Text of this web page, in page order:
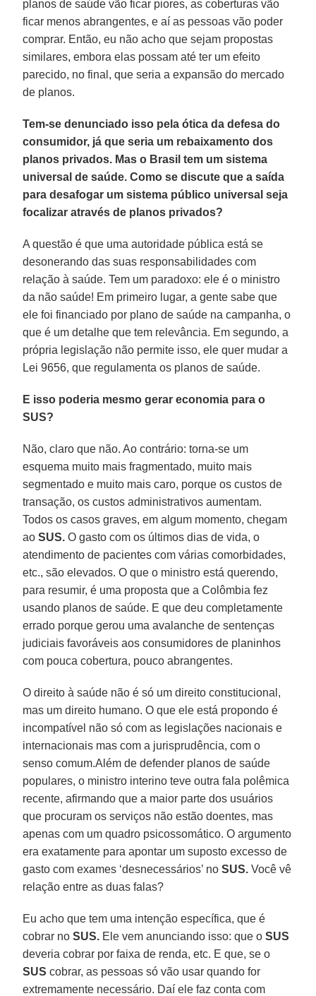
planos de saúde vão ficar piores, as coberturas vão
ficar menos abrangentes, e aí as pessoas vão poder
comprar. Então, eu não acho que sejam propostas
similares, embora elas possam até ter um efeito
parecido, no final, que seria a expansão do mercado
de planos.
Tem-se denunciado isso pela ótica da defesa do
consumidor, já que seria um rebaixamento dos
planos privados. Mas o Brasil tem um sistema
universal de saúde. Como se discute que a saída
para desafogar um sistema público universal seja
focalizar através de planos privados?
A questão é que uma autoridade pública está se
desonerando das suas responsabilidades com
relação à saúde. Tem um paradoxo: ele é o ministro
da não saúde! Em primeiro lugar, a gente sabe que
ele foi financiado por plano de saúde na campanha, o
que é um detalhe que tem relevância. Em segundo, a
própria legislação não permite isso, ele quer mudar a
Lei 9656, que regulamenta os planos de saúde.
E isso poderia mesmo gerar economia para o
SUS?
Não, claro que não. Ao contrário: torna-se um
esquema muito mais fragmentado, muito mais
segmentado e muito mais caro, porque os custos de
transação, os custos administrativos aumentam.
Todos os casos graves, em algum momento, chegam
aoSUS. O gasto com os últimos dias de vida, o
atendimento de pacientes com várias comorbidades,
etc., são elevados. O que o ministro está querendo,
para resumir, é uma proposta que a Colômbia fez
usando planos de saúde. E que deu completamente
errado porque gerou uma avalanche de sentenças
judiciais favoráveis aos consumidores de planinhos
com pouca cobertura, pouco abrangentes.
O direito à saúde não é só um direito constitucional,
mas um direito humano. O que ele está propondo é
incompatível não só com as legislações nacionais e
internacionais mas com a jurisprudência, com o
senso comum.Além de defender planos de saúde
populares, o ministro interino teve outra fala polêmica
recente, afirmando que a maior parte dos usuários
que procuram os serviços não estão doentes, mas
apenas com um quadro psicossomático. O argumento
era exatamente para apontar um suposto excesso de
gasto com exames ‘desnecessários’ noSUS. Você vê
relação entre as duas falas?
Eu acho que tem uma intenção específica, que é
cobrar noSUS. Ele vem anunciando isso: que oSUS
deveria cobrar por faixa de renda, etc. E que, se o
SUS cobrar, as pessoas só vão usar quando for
extremamente necessário. Daí ele faz conta com